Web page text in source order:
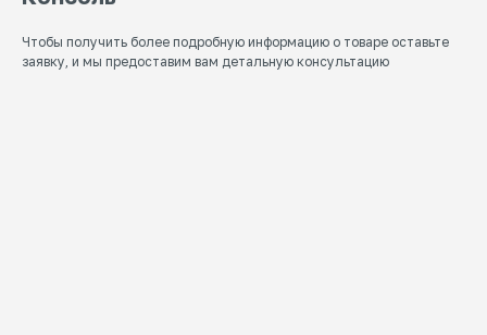
Чтобы получить более подробную информацию о товаре оставьте
заявку, и мы предоставим вам детальную консультацию